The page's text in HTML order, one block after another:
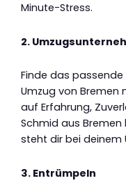
Minute-Stress.
2.
Finde das
Umzug von Bremen
auf Erfahrung,
Schmid aus
steht dir bei deinem
3. Entrümpeln